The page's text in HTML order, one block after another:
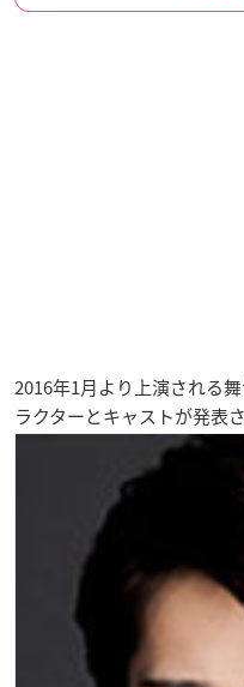
2016年1月より上演される
ラクターとキャストが発表